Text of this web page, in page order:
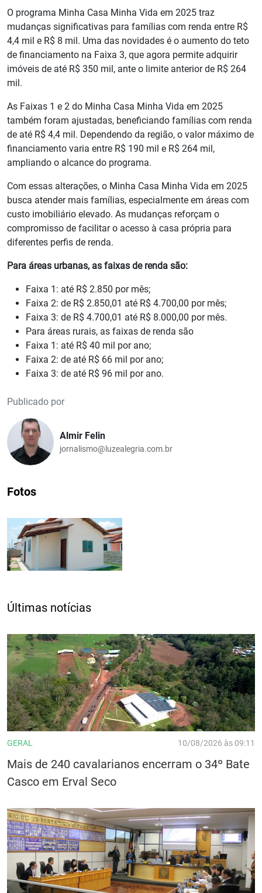
O programa Minha Casa Minha Vida em 2025 traz
mudanças significativas para famílias com renda entre R$
4,4 mil e R$ 8 mil. Uma das novidades é o aumento do teto
de financiamento na Faixa 3, que agora permite adquirir
imóveis de até R$ 350 mil, ante o limite anterior de R$ 264
mil.
As Faixas 1 e 2 do Minha Casa Minha Vida em 2025
também foram ajustadas, beneficiando famílias com renda
de até R$ 4,4 mil. Dependendo da região, o valor máximo de
financiamento varia entre R$ 190 mil e R$ 264 mil,
ampliando o alcance do programa.
Com essas alterações, o Minha Casa Minha Vida em 2025
busca atender mais famílias, especialmente em áreas com
custo imobiliário elevado. As mudanças reforçam o
compromisso de facilitar o acesso à casa própria para
diferentes perfis de renda.
Para áreas urbanas, as faixas de renda são:
Faixa 1: até R$ 2.850 por mês;
Faixa 2: de R$ 2.850,01 até R$ 4.700,00 por mês;
Faixa 3: de R$ 4.700,01 até R$ 8.000,00 por mês.
Para áreas rurais, as faixas de renda são
Faixa 1: até R$ 40 mil por ano;
Faixa 2: de até R$ 66 mil por ano;
Faixa 3: de até R$ 96 mil por ano.
Publicado por
Almir Felin
jornalismo@luzealegria.com.br
Fotos
Últimas notícias
GERAL 10/08/2026 às 09:11
Mais de 240 cavalarianos encerram o 34º Bate
Casco em Erval Seco